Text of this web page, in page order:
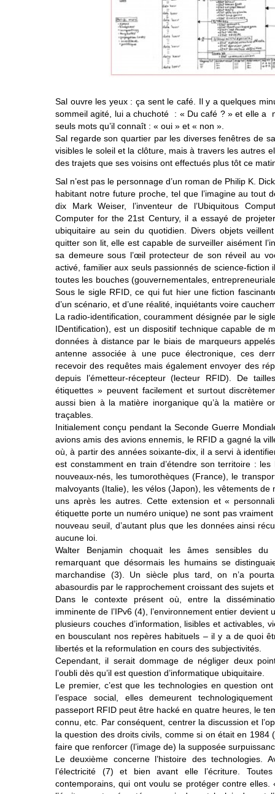
Sal ouvre les yeux : ça sent le café. Il y a quelques
sommeil agité, lui a chuchoté : « Du café ? » et elle a
seuls mots qu’il connaît : « oui » et « non ».
Sal regarde son quartier par les diverses fenêtres de
visibles le soleil et la clôture, mais à travers les autres
des trajets que ses voisins ont effectués plus tôt ce
Sal n’est pas le personnage d’un roman de Philip K.
habitant notre future proche, tel que l’imagine au tout
dix Mark Weiser, l’inventeur de l’Ubiquitous
Computer for the 21st Century, il a essayé de
ubiquitaire au sein du quotidien. Divers objets
quitter son lit, elle est capable de surveiller aisément
sa demeure sous l’œil protecteur de son réveil au
activé, familier aux seuls passionnés de science-fiction
toutes les bouches (gouvernementales,
Sous le sigle RFID, ce qui fut hier une fiction
d’un scénario, et d’une réalité, inquiétants voire
La radio-identification, couramment désignée par le
IDentification), est un dispositif technique capable de
données à distance par le biais de marqueurs
antenne associée à une puce électronique, ces
recevoir des requêtes mais également envoyer des
depuis l’émetteur-récepteur (lecteur RFID). De
étiquettes » peuvent facilement et surtout
aussi bien à la matière inorganique qu’à la matière
traçables.
Initialement conçu pendant la Seconde Guerre
avions amis des avions ennemis, le RFID a gagné la
où, à partir des années soixante-dix, il a servi à
est constamment en train d’étendre son territoire :
nouveaux-nés, les tumorothèques (France), le
malvoyants (Italie), les vélos (Japon), les vêtements de
uns après les autres. Cette extension et «
étiquette porte un numéro unique) ne sont pas
nouveau seuil, d’autant plus que les données ainsi
aucune loi.
Walter Benjamin choquait les âmes sensibles
remarquant que désormais les humains se
marchandise (3). Un siècle plus tard, on n’a
abasourdis par le rapprochement croissant des sujets
Dans le contexte présent où, entre la
imminente de l’IPv6 (4), l’environnement entier devient
plusieurs couches d’information, lisibles et activables,
en bousculant nos repères habituels – il y a de quoi
libertés et la reformulation en cours des subjectivités.
Cependant, il serait dommage de négliger deux
l’oubli dès qu’il est question d’informatique ubiquitaire.
Le premier, c’est que les technologies en question
l’espace social, elles demeurent
passeport RFID peut être hacké en quatre heures, le
connu, etc. Par conséquent, centrer la discussion et
la question des droits civils, comme si on était en 1984
faire que renforcer (l’image de) la supposée
Le deuxième concerne l’histoire des technologies.
l’électricité (7) et bien avant elle l’écriture.
contemporains, qui ont voulu se protéger contre